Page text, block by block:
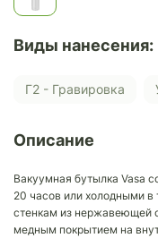
Виды нанесения:
Г2 - Гравировка
Описание
Вакуумная бутылка Vasa
20 часов или холодными
стенкам из нержавеющей
медным покрытием на